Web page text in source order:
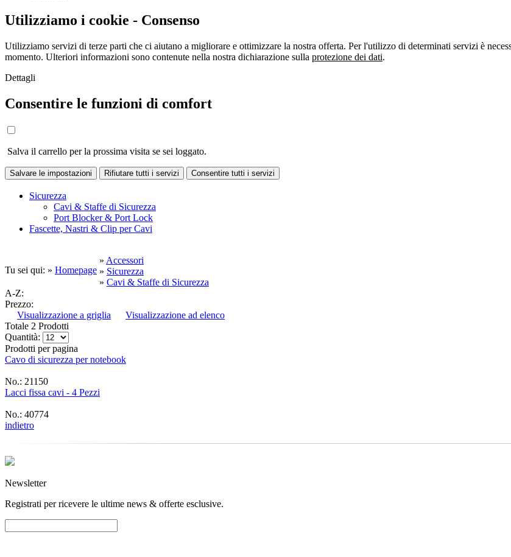
Utilizziamo i cookie - Consenso
Utilizziamo servizi di terze parti che ci aiutano a migliorare e ottimizzare la nostra offerta. Per l'utilizzo di determinati servizi è
momento. Ulteriori informazioni sono contenute nella nostra dichiarazione sulla protezione dei dati.
Dettagli
Consentire le funzioni di comfort
Salva il carrello per la prossima visita se sei loggato.
Salvare le impostazioni Rifiutare tutti i servizi Consentire tutti i servizi
Sicurezza
Cavi & Staffe di Sicurezza
Port Blocker & Port Lock
Fascette, Nastri & Clip per Cavi
Tu sei qui: » Homepage
» Accessori
» Sicurezza
» Cavi & Staffe di Sicurezza
A-Z:
Prezzo:
Visualizzazione a griglia
Visualizzazione ad elenco
Totale 2 Prodotti
Quantità:
Prodotti per pagina
Cavo di sicurezza per notebook
No.: 21150
Lacci fissa cavi - 4 Pezzi
No.: 40774
indietro
Newsletter
Registrati per ricevere le ultime news & offerte esclusive.